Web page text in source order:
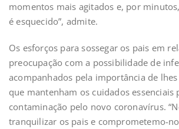
momentos mais agitados e, por
é esquecido”, admite.
Os esforços para sossegar os pais em
preocupação com a possibilidade de
acompanhados pela importância de
que mantenham os cuidados essenciais
contaminação pelo novo coronavírus.
tranquilizar os pais e comprometemo-